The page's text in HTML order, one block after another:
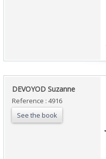
‎DEVOYOD Suzanne‎
Reference : 4916
See the book